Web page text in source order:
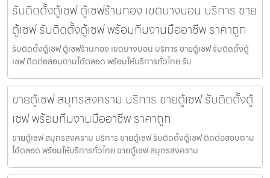
รับติดตั้งตู้เซฟ ตู้เซฟร้านทอง เขตบางบอน บริการ ขาย
ตู้เซฟ รับติดตั้งตู้เซฟ พร้อมทีมงานมืออาชีพ ราคาถูก
รับติดตั้งตู้เซฟ ตู้เซฟร้านทอง เขตบางบอน บริการ ขายตู้เซฟ รับติดตั้งตู้
เซฟ ติดต่อสอบถามได้ตลอด พร้อมให้บริการทั่วไทย รับ
ขายตู้เซฟ สมุทรสงคราม บริการ ขายตู้เซฟ รับติดตั้งตู้
เซฟ พร้อมทีมงานมืออาชีพ ราคาถูก
ขายตู้เซฟ สมุทรสงคราม บริการ ขายตู้เซฟ รับติดตั้งตู้เซฟ ติดต่อสอบถาม
ได้ตลอด พร้อมให้บริการทั่วไทย ขายตู้เซฟ สมุทรสงคราม